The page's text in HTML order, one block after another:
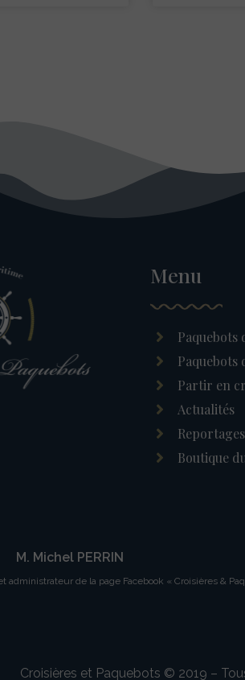
Menu
Paquebots
Partir en
Actualités
Reportages
Boutique
M. Michel PERRIN
administrateur de la page Facebook « Croisières &
Croisières et Paquebots © 2019 –